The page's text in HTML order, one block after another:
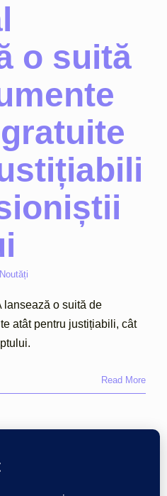
o suită
Noutăți
lansează o suită de
atât pentru justițiabili, cât
Read More